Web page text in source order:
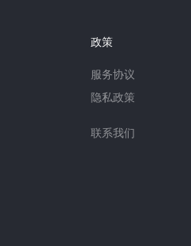
政策
服务协议
隐私政策
联系我们